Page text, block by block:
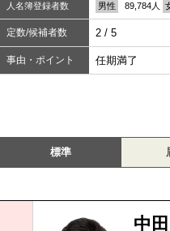
人名簿登録者数
男性
89,784人
定数/候補者数 2 / 5
事由・ポイント 任期満了
標準
中